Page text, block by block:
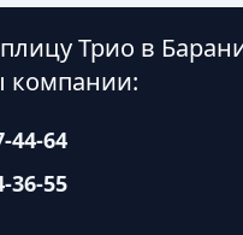
Трио в
компании:
44-64
36-55